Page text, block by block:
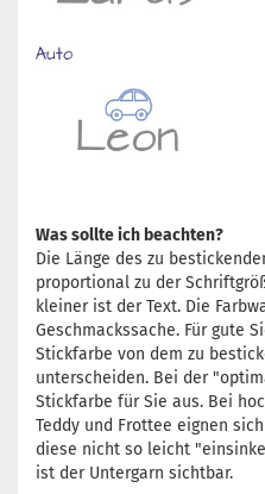
Was sollte ich beachten?
Die Länge des zu
proportional zu der
kleiner ist der Text. Die
Geschmackssache. Für gute
Stickfarbe von dem zu
unterscheiden. Bei der
Stickfarbe für Sie aus. Bei
Teddy und Frottee eignen
diese nicht so leicht
ist der Untergarn sichtbar.